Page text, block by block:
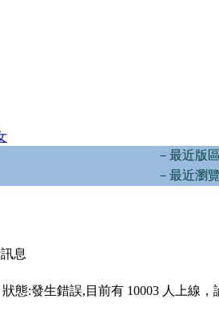
－最近版
－最近瀏
息
狀態:發生錯誤,目前有 10003 人上線